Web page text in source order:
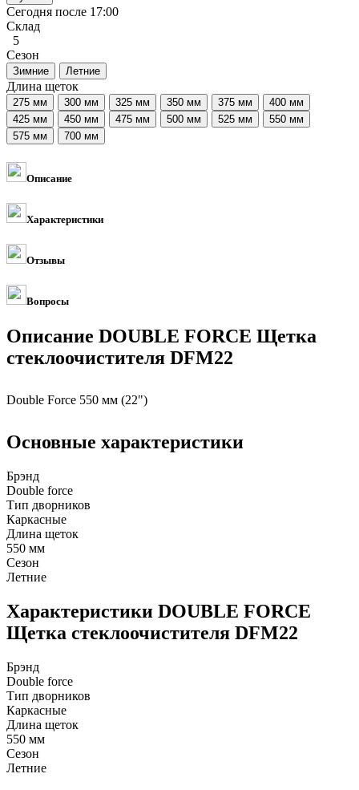
Сегодня после 17:00
Склад
5
Сезон
Длина щеток
Описание
Характеристики
Отзывы
Вопросы
Описание DOUBLE FORCE Щетка
стеклоочистителя DFM22
Double Force 550 мм (22")
Основные характеристики
Брэнд
Double force
Тип дворников
Каркасные
Длина щеток
550 мм
Сезон
Летние
Характеристики DOUBLE FORCE
Щетка стеклоочистителя DFM22
Брэнд
Double force
Тип дворников
Каркасные
Длина щеток
550 мм
Сезон
Летние